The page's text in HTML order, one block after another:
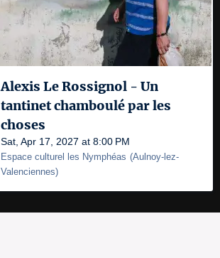
Alexis Le Rossignol - Un
tantinet chamboulé par les
choses
Sat, Apr 17, 2027 at 8:00 PM
Espace culturel les Nymphéas (Aulnoy-lez-
Valenciennes)